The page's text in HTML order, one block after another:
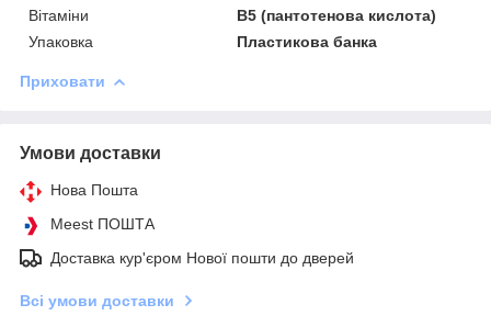
Вітаміни
В5 (пантотенова кислота)
Упаковка
Пластикова банка
Приховати
Умови доставки
Нова Пошта
Meest ПОШТА
Доставка кур'єром Нової пошти до дверей
Всі умови доставки